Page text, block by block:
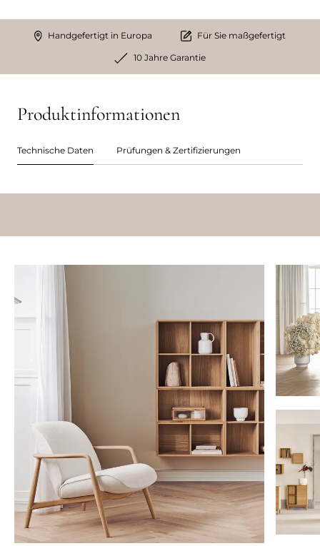
Handgefertigt in Europa Für Sie maßgefertigt
10 Jahre Garantie
Produktinformationen
Technische Daten Prüfungen & Zertifizierungen